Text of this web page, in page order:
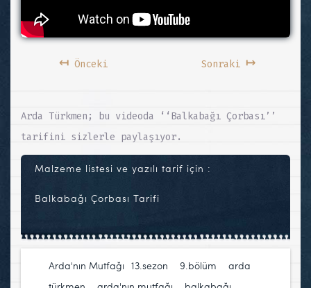
↤Önceki Sonraki ↦
Arda Türkmen; bu videoda ‘‘Balkabağı Çorbası’’
tarifini sizlerle paylaşıyor.
Malzeme listesi ve yazılı tarif için :
Balkabağı Çorbası Tarifi
Arda'nın Mutfağı 13.sezon 9.bölüm
arda